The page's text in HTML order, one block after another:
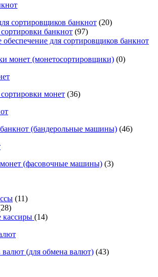
сортировщиков банкнот (20)
банкнот (97)
для сортировщиков банкнот
монет (монетосортировщики) (0)
монет (36)
(бандерольные машины) (46)
(фасовочные машины) (3)
(11)
кассиры (14)
валют (для обмена валют) (43)